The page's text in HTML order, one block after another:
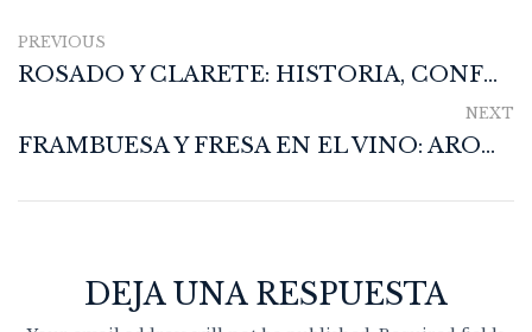
PREVIOUS
ROSADO Y CLARETE: HISTORIA, CONFUSIÓN Y VERDAD EN LA COPA
NEXT
FRAMBUESA Y FRESA EN EL VINO: AROMAS QUE JUEGAN AL ENGAÑO
DEJA UNA RESPUESTA